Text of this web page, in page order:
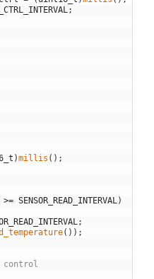
;
)millis ( ) ;
>= SENSOR_READ_INTERVAL )
;
( ) ) ;